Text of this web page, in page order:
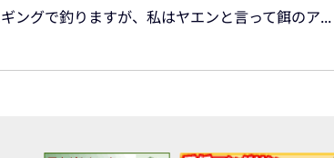
ングで釣りますが、私はヤエンと言って餌のア...